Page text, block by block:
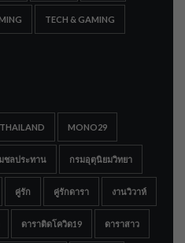
TECH & GAMING
MONO29
ชลประทาน กรมอุตุนิยมวิทยา
คู่รัก คู่รักดารา งานวิวาห์
ดาราติดโควิด19 ดาราสาว